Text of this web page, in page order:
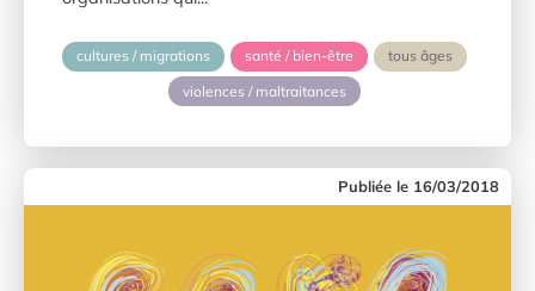
cultures / migrations santé / bien-être
tous âges
violences / maltraitances
16/03/2018